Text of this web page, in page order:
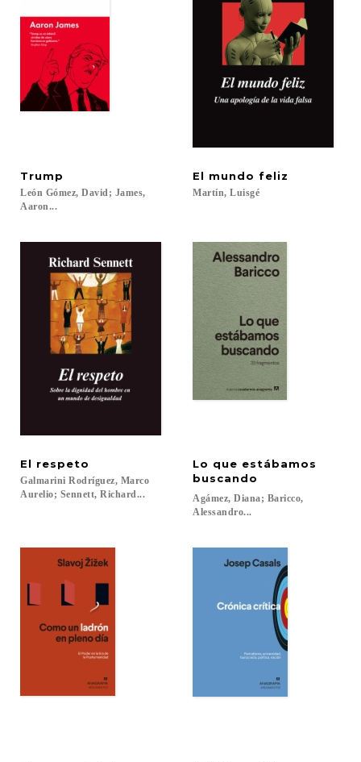
Trump
León Gómez, David; James,
Aaron...
El mundo feliz
Martín, Luisgé
El respeto
Galmarini Rodríguez, Marco
Aurelio; Sennett, Richard...
Lo que estábamos
buscando
Agámez, Diana; Baricco,
Alessandro...